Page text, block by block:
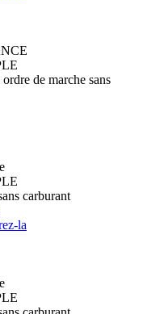
de marche sans
carburant
la